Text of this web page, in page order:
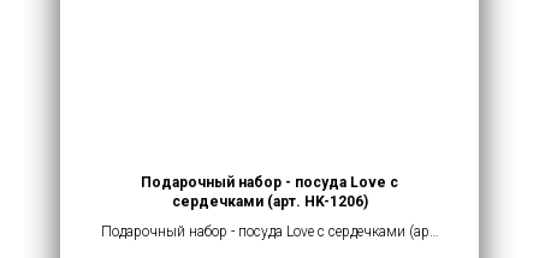
Подарочный набор - посуда Love с
сердечками (арт. HK-1206)
Подарочный набор - посуда Love с сердечками (арт.